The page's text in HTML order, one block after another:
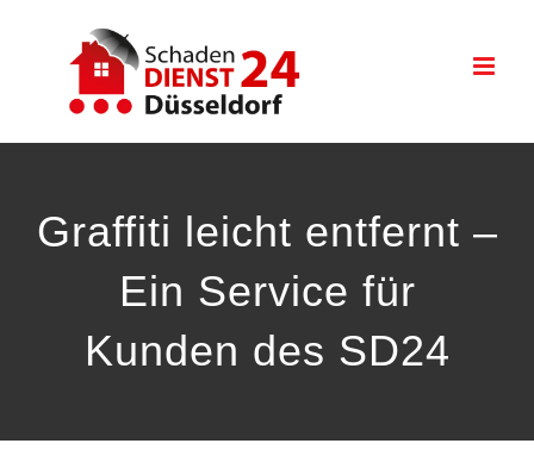
Graffiti leicht entfernt –
Ein Service für
Kunden des SD24